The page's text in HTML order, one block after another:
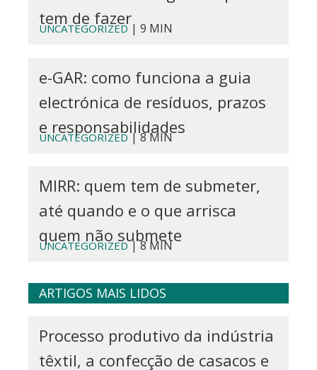
tem de fazer
UNCATEGORIZED | 9 MIN
e-GAR: como funciona a guia
electrónica de resíduos, prazos
e responsabilidades
UNCATEGORIZED | 8 MIN
MIRR: quem tem de submeter,
até quando e o que arrisca
quem não submete
UNCATEGORIZED| 8 MIN
ARTIGOS MAIS LIDOS
Processo produtivo da indústria
têxtil, a confecção de casacos e